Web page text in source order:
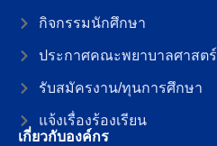
กิจกรรมนักศึกษา
ประกาศคณะพยาบาลศาสตร์
รับสมัครงาน/ทุนการศึกษา
แจ้งเรื่องร้องเรียน
เกี่ยวกับองค์กร